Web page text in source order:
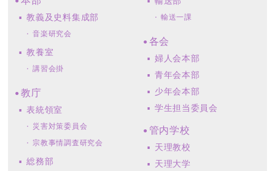
教義及史料集成部
音楽研究会
教養室
講習会掛
教庁
表統領室
災害対策委員会
宗教事情調査研究会
総務部
輸送一課
各会
婦人会本部
青年会本部
少年会本部
学生担当委員会
管内学校
天理教校
天理大学